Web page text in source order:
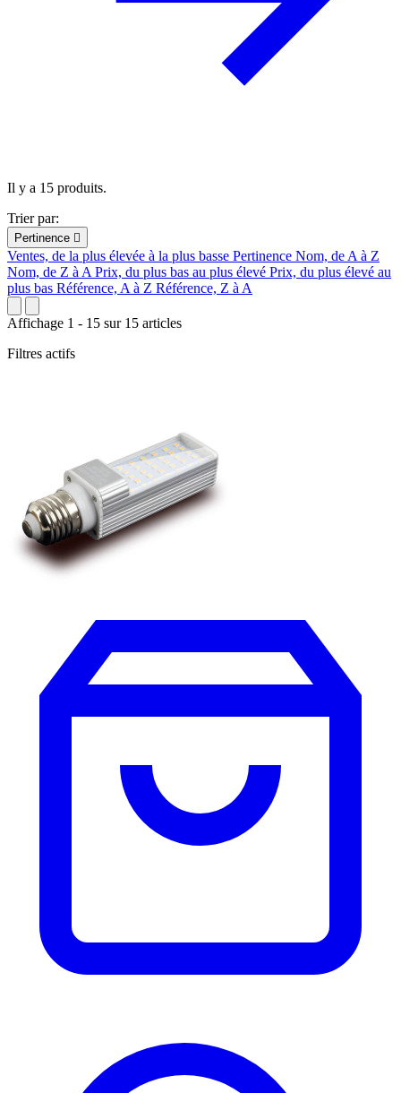
Il y a 15 produits.
Trier par:
Pertinence 
Ventes, de la plus élevée à la plus basse Pertinence Nom, de A à Z
Nom, de Z à A Prix, du plus bas au plus élevé Prix, du plus élevé au
plus bas Référence, A à Z Référence, Z à A
Affichage 1 - 15 sur 15 articles
Filtres actifs